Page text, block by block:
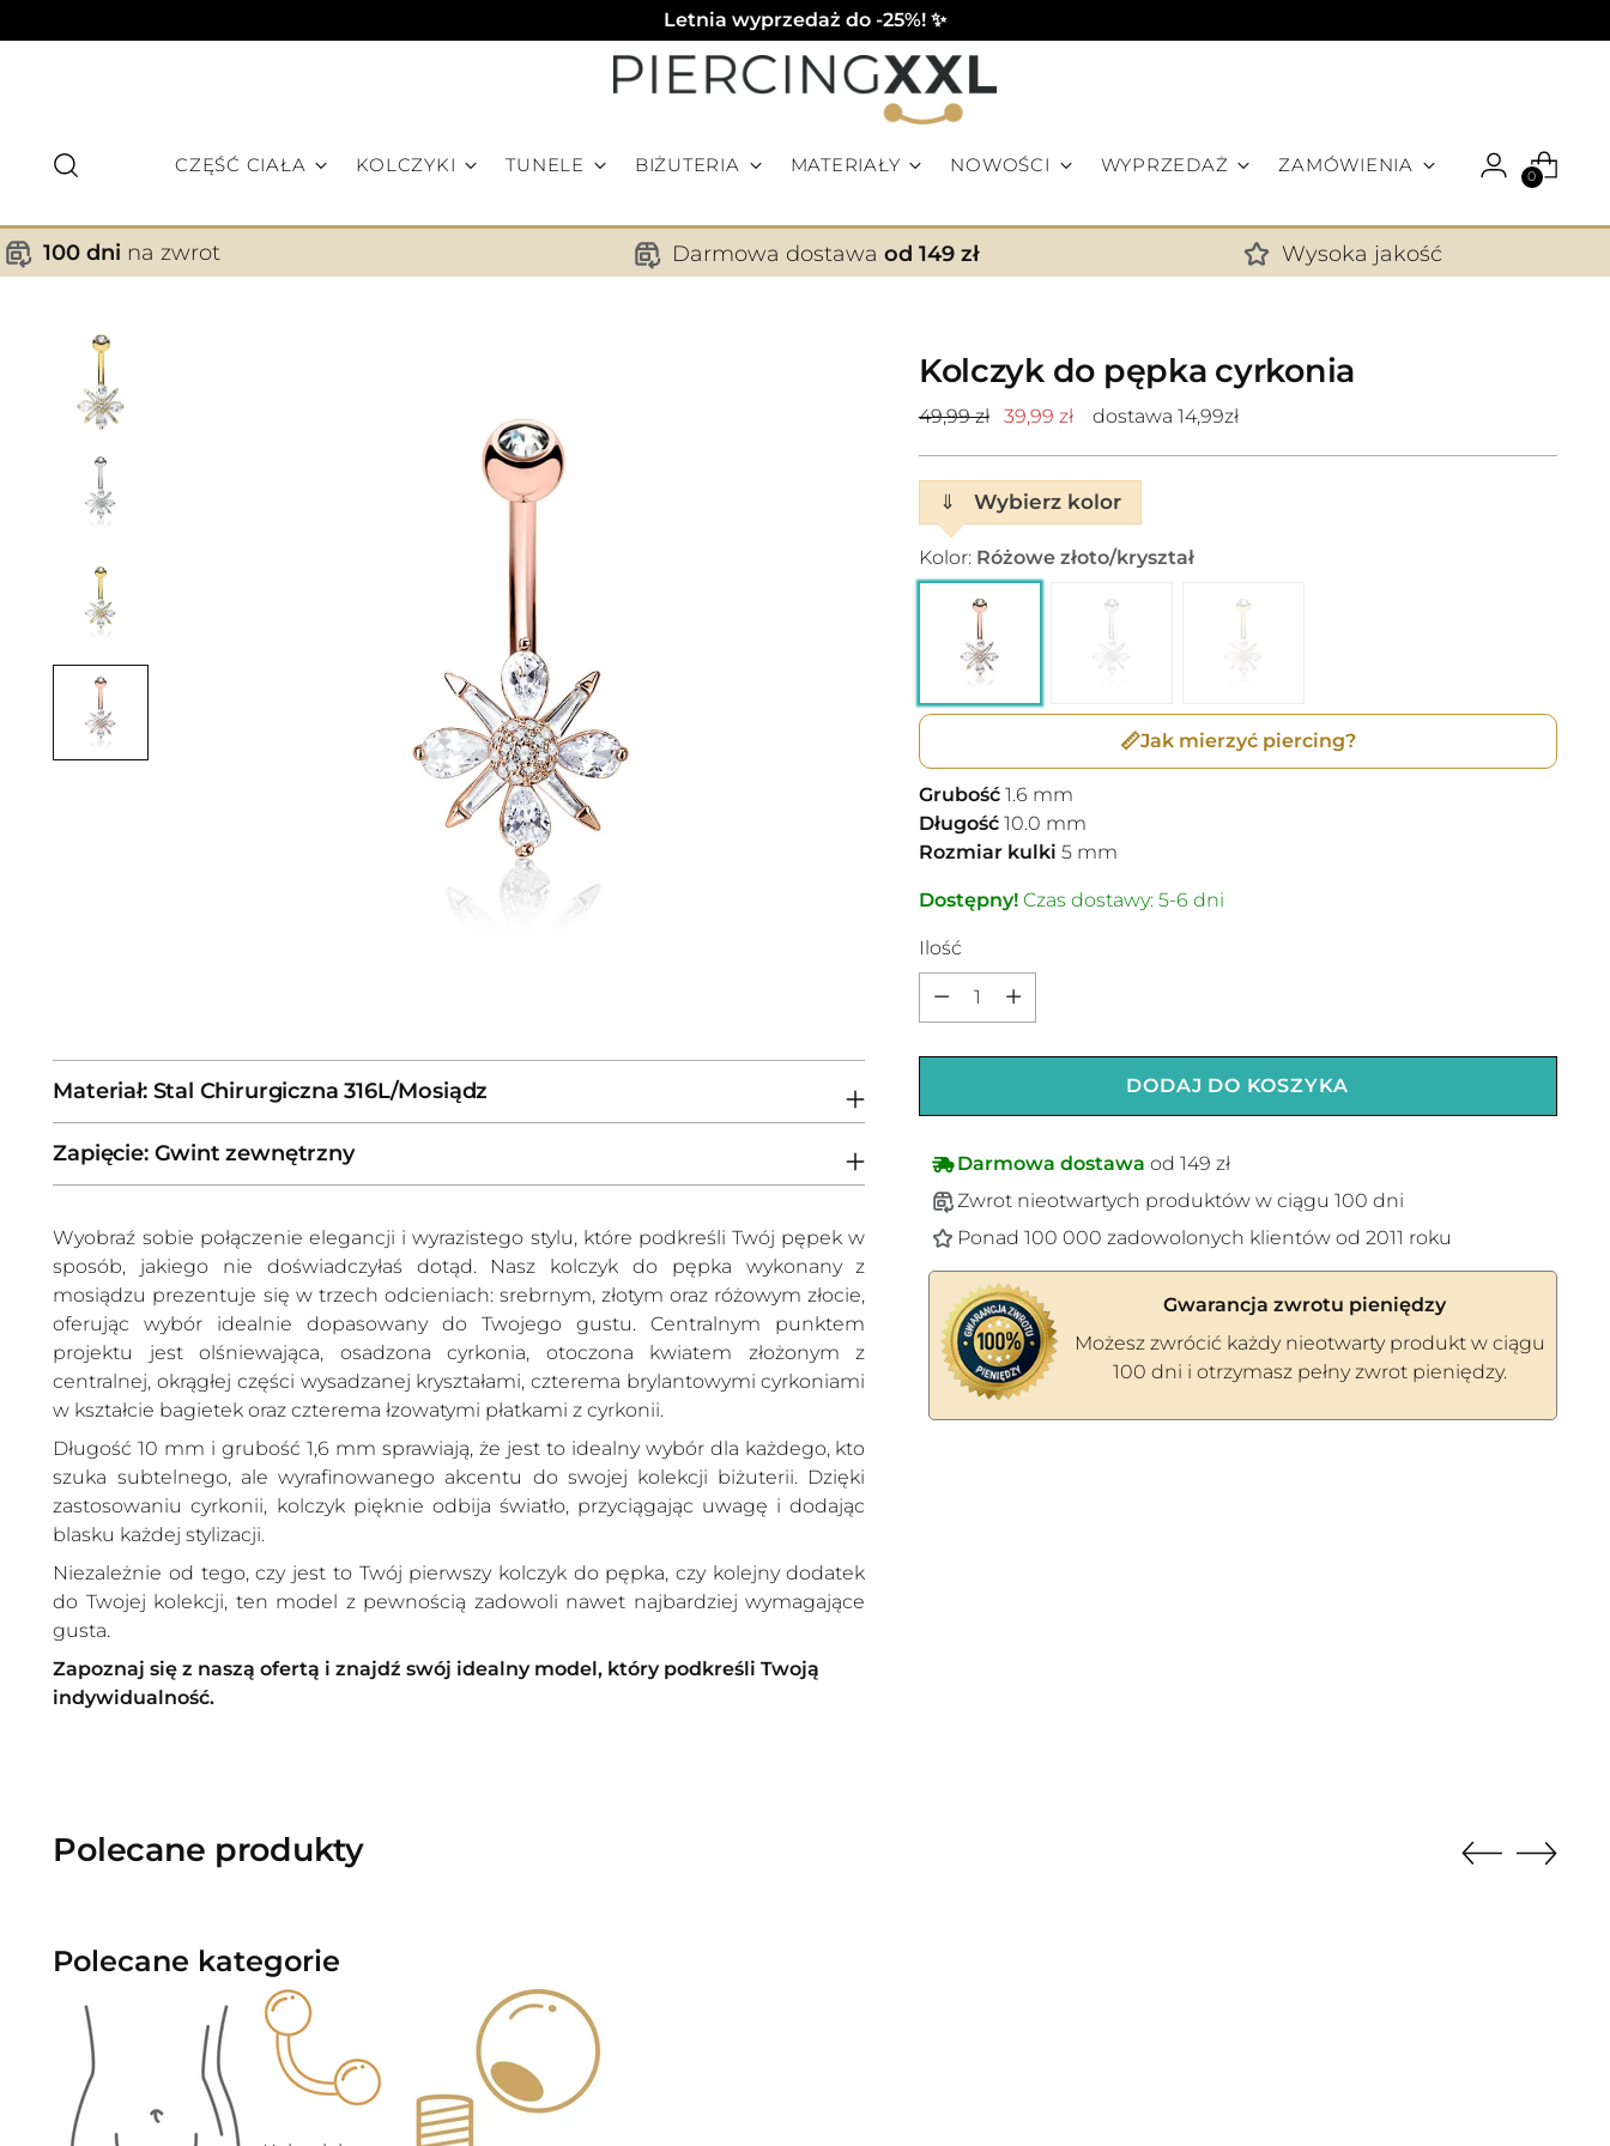
Letnia wyprzedaż do -25%! ✨
CZĘŚĆ CIAŁA KOLCZYKI TUNELE BIŻUTERIA MATERIAŁY NOWOŚCI WYPRZEDAŻ ZAMÓWIENIA
0
✕
100 dni na zwrot Darmowa dostawa od 149 zł Wysoka jakość
Materiał: Stal Chirurgiczna 316L/Mosiądz
Zapięcie: Gwint zewnętrzny
Wyobraź sobie połączenie elegancji i wyrazistego stylu, które podkreśli Twój pępek w
sposób, jakiego nie doświadczyłaś dotąd. Nasz kolczyk do pępka wykonany z
mosiądzu prezentuje się w trzech odcieniach: srebrnym, złotym oraz różowym złocie,
oferując wybór idealnie dopasowany do Twojego gustu. Centralnym punktem
projektu jest olśniewająca, osadzona cyrkonia, otoczona kwiatem złożonym z
centralnej, okrągłej części wysadzanej kryształami, czterema brylantowymi cyrkoniami
w kształcie bagietek oraz czterema łzowatymi płatkami z cyrkonii.
Długość 10 mm i grubość 1,6 mm sprawiają, że jest to idealny wybór dla każdego, kto
szuka subtelnego, ale wyrafinowanego akcentu do swojej kolekcji biżuterii. Dzięki
zastosowaniu cyrkonii, kolczyk pięknie odbija światło, przyciągając uwagę i dodając
blasku każdej stylizacji.
Niezależnie od tego, czy jest to Twój pierwszy kolczyk do pępka, czy kolejny dodatek
do Twojej kolekcji, ten model z pewnością zadowoli nawet najbardziej wymagające
gusta.
Zapoznaj się z naszą ofertą i znajdź swój idealny model, który podkreśli Twoją
indywidualność.
Kolczyk do pępka cyrkonia
Cena
49,99 zł 39,99 zł dostawa 14,99zł
⇓ Wybierz kolor
Kolor: Różowe złoto/kryształ
📏Jak mierzyć piercing?
Grubość 1.6 mm
Długość 10.0 mm
Rozmiar kulki 5mm
Dostępny!Czas dostawy: 5-6 dni
Ilość
DODAJ DO KOSZYKA
Darmowa dostawa od 149 zł
Zwrot nieotwartych produktów w ciągu 100 dni
Ponad 100 000 zadowolonych klientów od 2011 roku
Gwarancja zwrotu pieniędzy
Możesz zwrócić każdy nieotwarty produkt w ciągu
100 dni i otrzymasz pełny zwrot pieniędzy.
Polecane produkty
Polecane kategorie